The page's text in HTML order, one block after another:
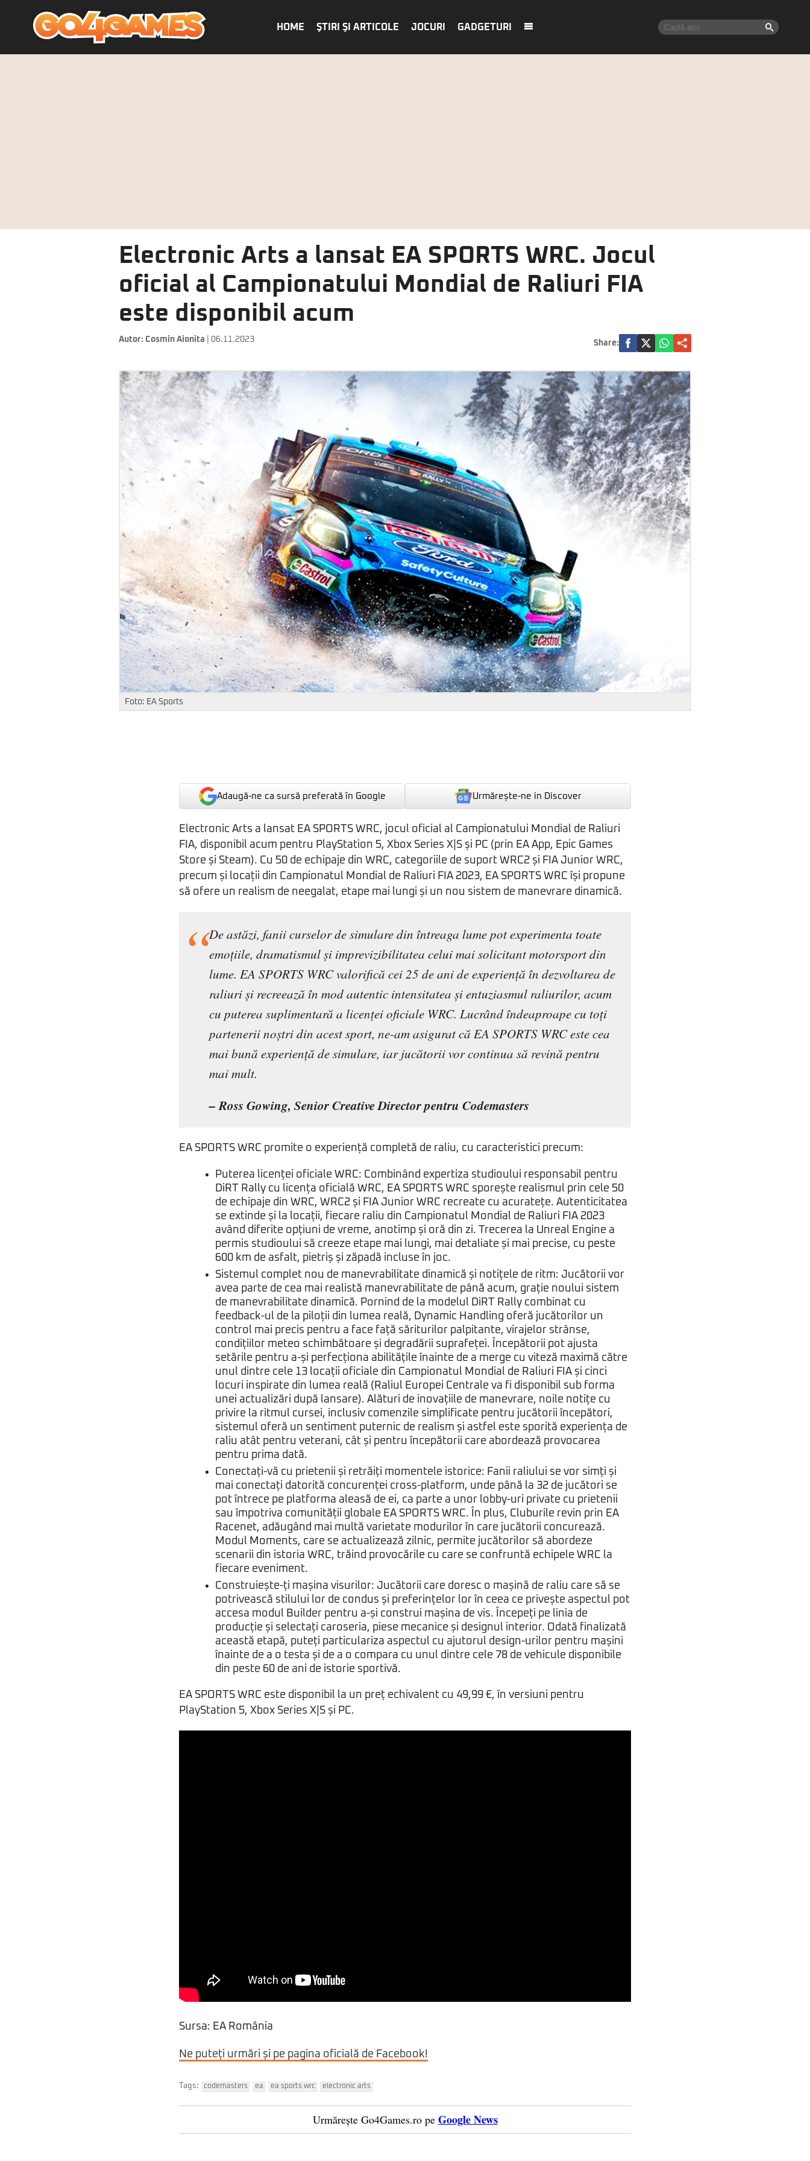
HOME ŞTIRI ŞI ARTICOLE JOCURI GADGETURI
Electronic Arts a lansat EA SPORTS WRC. Jocul
oficial al Campionatului Mondial de Raliuri FIA
este disponibil acum
Autor: Cosmin Aionita | 06.11.2023 Share:
Foto: EA Sports
Adaugă-ne ca sursă preferată în Google Urmărește-ne in Discover
Electronic Arts a lansat EA SPORTS WRC, jocul oficial al Campionatului Mondial de Raliuri
FIA, disponibil acum pentru PlayStation 5, Xbox Series X|S și PC (prin EA App, Epic Games
Store și Steam). Cu 50 de echipaje din WRC, categoriile de suport WRC2 și FIA Junior WRC,
precum și locații din Campionatul Mondial de Raliuri FIA 2023, EA SPORTS WRC își propune
să ofere un realism de neegalat, etape mai lungi și un nou sistem de manevrare dinamică.
De astăzi, fanii curselor de simulare din întreaga lume pot experimenta toate
emoțiile, dramatismul și imprevizibilitatea celui mai solicitant motorsport din
lume. EA SPORTS WRC valorifică cei 25 de ani de experiență în dezvoltarea de
raliuri și recreează în mod autentic intensitatea și entuziasmul raliurilor, acum
cu puterea suplimentară a licenței oficiale WRC. Lucrând îndeaproape cu toți
partenerii noștri din acest sport, ne-am asigurat că EA SPORTS WRC este cea
mai bună experiență de simulare, iar jucătorii vor continua să revină pentru
mai mult.
– Ross Gowing, Senior Creative Director pentru Codemasters
EA SPORTS WRC promite o experiență completă de raliu, cu caracteristici precum:
Puterea licenței oficiale WRC: Combinând expertiza studioului responsabil pentru
DiRT Rally cu licența oficială WRC, EA SPORTS WRC sporește realismul prin cele 50
de echipaje din WRC, WRC2 și FIA Junior WRC recreate cu acuratețe. Autenticitatea
se extinde și la locații, fiecare raliu din Campionatul Mondial de Raliuri FIA 2023
având diferite opțiuni de vreme, anotimp și oră din zi. Trecerea la Unreal Engine a
permis studioului să creeze etape mai lungi, mai detaliate și mai precise, cu peste
600 km de asfalt, pietriș și zăpadă incluse în joc.
Sistemul complet nou de manevrabilitate dinamică și notițele de ritm: Jucătorii vor
avea parte de cea mai realistă manevrabilitate de până acum, grație noului sistem
de manevrabilitate dinamică. Pornind de la modelul DiRT Rally combinat cu
feedback-ul de la piloții din lumea reală, Dynamic Handling oferă jucătorilor un
control mai precis pentru a face față săriturilor palpitante, virajelor strânse,
condițiilor meteo schimbătoare și degradării suprafeței. Începătorii pot ajusta
setările pentru a-și perfecționa abilitățile înainte de a merge cu viteză maximă către
unul dintre cele 13 locații oficiale din Campionatul Mondial de Raliuri FIA și cinci
locuri inspirate din lumea reală (Raliul Europei Centrale va fi disponibil sub forma
unei actualizări după lansare). Alături de inovațiile de manevrare, noile notițe cu
privire la ritmul cursei, inclusiv comenzile simplificate pentru jucătorii începători,
sistemul oferă un sentiment puternic de realism și astfel este sporită experiența de
raliu atât pentru veterani, cât și pentru începătorii care abordează provocarea
pentru prima dată.
Conectați-vă cu prietenii și retrăiți momentele istorice: Fanii raliului se vor simți și
mai conectați datorită concurenței cross-platform, unde până la 32 de jucători se
pot întrece pe platforma aleasă de ei, ca parte a unor lobby-uri private cu prietenii
sau împotriva comunității globale EA SPORTS WRC. În plus, Cluburile revin prin EA
Racenet, adăugând mai multă varietate modurilor în care jucătorii concurează.
Modul Moments, care se actualizează zilnic, permite jucătorilor să abordeze
scenarii din istoria WRC, trăind provocările cu care se confruntă echipele WRC la
fiecare eveniment.
Construiește-ți mașina visurilor: Jucătorii care doresc o mașină de raliu care să se
potrivească stilului lor de condus și preferințelor lor în ceea ce privește aspectul pot
accesa modul Builder pentru a-și construi mașina de vis. Începeți pe linia de
producție și selectați caroseria, piese mecanice și designul interior. Odată finalizată
această etapă, puteți particulariza aspectul cu ajutorul design-urilor pentru mașini
înainte de a o testa și de a o compara cu unul dintre cele 78 de vehicule disponibile
din peste 60 de ani de istorie sportivă.
EA SPORTS WRC este disponibil la un preț echivalent cu 49,99 €, în versiuni pentru
PlayStation 5, Xbox Series X|S și PC.
Sursa: EA România
Ne puteți urmări și pe pagina oficială de Facebook!
Tags: codemasters ea ea sports wrc electronic arts
Urmărește Go4Games.ro pe Google News